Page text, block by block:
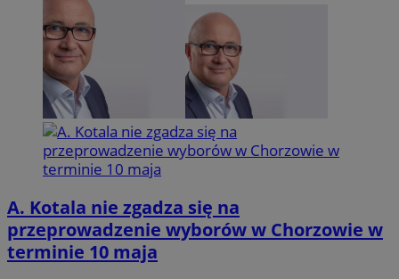
A. Kotala nie zgadza się na
przeprowadzenie wyborów w Chorzowie w
terminie 10 maja